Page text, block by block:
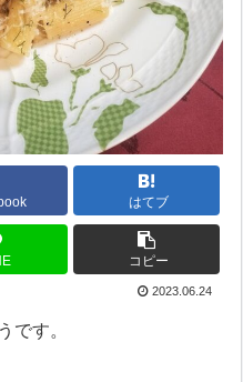
はてブ
コピー
2023.06.24
です。